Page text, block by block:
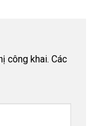
công khai. Các